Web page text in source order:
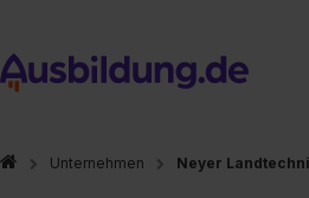
Unternehmen Neyer